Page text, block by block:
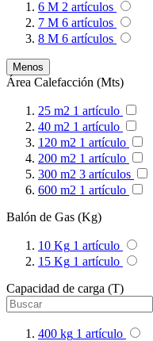
6 M 2 artículos
7 M 6 artículos
8 M 6 artículos
Menos
Área Calefacción (Mts)
25 m2 1 artículo
40 m2 1 artículo
120 m2 1 artículo
200 m2 1 artículo
300 m2 3 artículos
600 m2 1 artículo
Balón de Gas (Kg)
10 Kg 1 artículo
15 Kg 1 artículo
Capacidad de carga (T)
400 kg 1 artículo